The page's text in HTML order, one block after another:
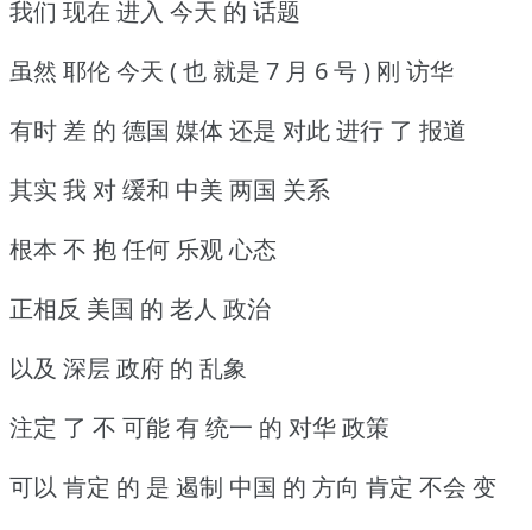
我们 现在 进入 今天 的 话题
虽然 耶伦 今天 ( 也 就是 7 月 6 号 ) 刚 访华
有时 差 的 德国 媒体 还是 对此 进行 了 报道
其实 我 对 缓和 中美 两国 关系
根本 不 抱 任何 乐观 心态
正相反 美国 的 老人 政治
以及 深层 政府 的 乱象
注定 了 不 可能 有 统一 的 对华 政策
可以 肯定 的 是 遏制 中国 的 方向 肯定 不会 变